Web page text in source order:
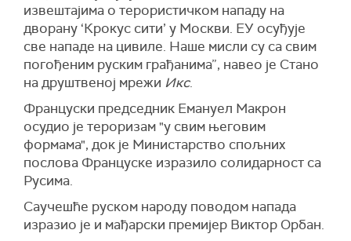
извештајима о терористичком нападу на
дворану ‘Крокус сити’ у Москви. ЕУ осуђује
све нападе на цивиле. Наше мисли су са свим
погођеним руским грађанима”, навео је Стано
на друштвеној мрежи Икс.
Француски председник Емануел Макрон
осудио је тероризам "у свим његовим
формама", док је Министарство спољних
послова Француске изразило солидарност са
Русима.
Саучешће руском народу поводом напада
изразио је и мађарски премијер Виктор Орбан.